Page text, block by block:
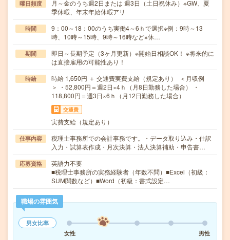
曜日頻度
月～金のうち週2日または 週3日（土日祝休み）※GW、夏
季休暇、年末年始休暇アリ
時間
9：00～18：00のうち実働4～6ｈで選択※例：9時～13
時、10時～15時、9時～16時など※休…
期間
即日～長期予定（3ヶ月更新）※開始日相談OK！ ※将来的に
は直接雇用の可能性あり！
時給
時給 1,650円 ＋ 交通費実費支給（規定あり） ＜月収例
＞ ・52,800円＝週2日×4ｈ（月8日勤務した場合） ・
118,800円＝週3日×6ｈ（月12日勤務した場合）
交通費
実費支給（規定あり）
仕事内容
税理士事務所での会計事務です。・データ取り込み・仕訳
入力・試算表作成・月次決算・法人決算補助・申告書…
応募資格
英語力不要
■税理士事務所の実務経験者（年数不問）■Excel（初級：
SUM関数など）■Word（初級：書式設定…
職場の雰囲気
男女比率
女性
男性